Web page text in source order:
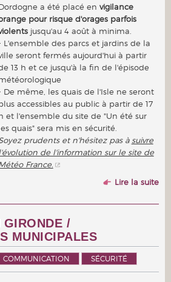
a été placé en vigilance
pour risque d'orages parfois
jusqu'au 4 août à minima.
L'ensemble des parcs et jardins de la
seront fermés aujourd'hui à partir
13 h et ce jusqu'à la fin de l'épisode
De même, les quais de l'Isle ne seront
accessibles au public à partir de 17
et l'ensemble du site de "Un été sur
quais" sera mis en sécurité.
prudents et n'hésitez pas à suivre
de l'information sur le site de
France.
Lire la suite
GIRONDE /
MUNICIPALES
COMMUNICATION SÉCURITÉ